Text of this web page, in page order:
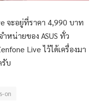
จะอยู่ที่ราคา 4,990 บาท
หน่ายของ ASUS ทั่ว
Live ไว้ได้เครื่องมา
บ
on